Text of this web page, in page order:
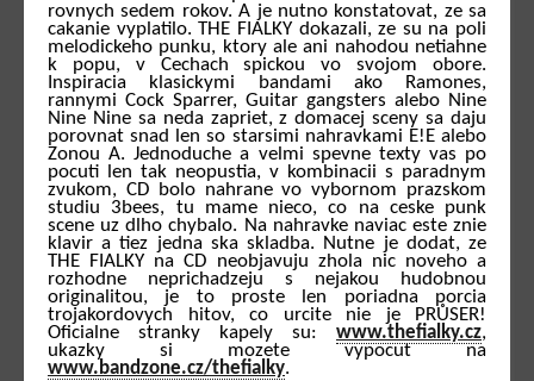
rovnych sedem rokov. A je nutno konstatovat, ze sa
cakanie vyplatilo. THE FIALKY dokazali, ze su na poli
melodickeho punku, ktory ale ani nahodou netiahne
k popu, v Cechach spickou vo svojom obore.
Inspiracia klasickymi bandami ako Ramones,
rannymi Cock Sparrer, Guitar gangsters alebo Nine
Nine Nine sa neda zapriet, z domacej sceny sa daju
porovnat snad len so starsimi nahravkami E!E alebo
Zonou A. Jednoduche a velmi spevne texty vas po
pocuti len tak neopustia, v kombinacii s paradnym
zvukom, CD bolo nahrane vo vybornom prazskom
studiu 3bees, tu mame nieco, co na ceske punk
scene uz dlho chybalo. Na nahravke naviac este znie
klavir a tiez jedna ska skladba. Nutne je dodat, ze
THE FIALKY na CD neobjavuju zhola nic noveho a
rozhodne neprichadzeju s nejakou hudobnou
originalitou, je to proste len poriadna porcia
trojakordovych hitov, co urcite nie je PRŮSER!
Oficialne stranky kapely su: www.thefialky.cz,
ukazky si mozete vypocut na
www.bandzone.cz/thefialky.